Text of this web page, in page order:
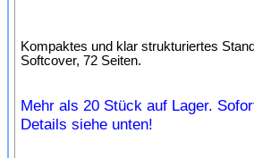
Kompaktes und klar strukturiertes
Softcover, 72 Seiten.
Mehr als 20 Stück auf Lager.
Details siehe unten!